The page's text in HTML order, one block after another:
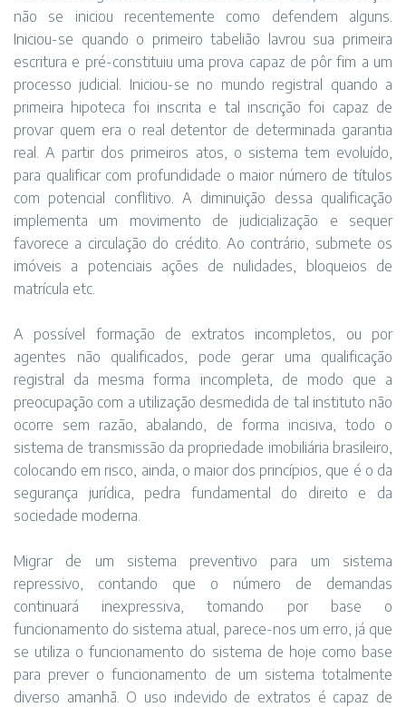
não se iniciou recentemente como defendem alguns.
Iniciou-se quando o primeiro tabelião lavrou sua primeira
escritura e pré-constituiu uma prova capaz de pôr fim a um
processo judicial. Iniciou-se no mundo registral quando a
primeira hipoteca foi inscrita e tal inscrição foi capaz de
provar quem era o real detentor de determinada garantia
real. A partir dos primeiros atos, o sistema tem evoluído,
para qualificar com profundidade o maior número de títulos
com potencial conflitivo. A diminuição dessa qualificação
implementa um movimento de judicialização e sequer
favorece a circulação do crédito. Ao contrário, submete os
imóveis a potenciais ações de nulidades, bloqueios de
matrícula etc.
A possível formação de extratos incompletos, ou por
agentes não qualificados, pode gerar uma qualificação
registral da mesma forma incompleta, de modo que a
preocupação com a utilização desmedida de tal instituto não
ocorre sem razão, abalando, de forma incisiva, todo o
sistema de transmissão da propriedade imobiliária brasileiro,
colocando em risco, ainda, o maior dos princípios, que é o da
segurança jurídica, pedra fundamental do direito e da
sociedade moderna.
Migrar de um sistema preventivo para um sistema
repressivo, contando que o número de demandas
continuará inexpressiva, tomando por base o
funcionamento do sistema atual, parece-nos um erro, já que
se utiliza o funcionamento do sistema de hoje como base
para prever o funcionamento de um sistema totalmente
diverso amanhã. O uso indevido de extratos é capaz de